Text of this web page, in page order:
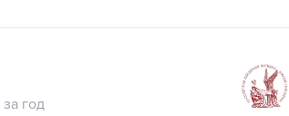
за год